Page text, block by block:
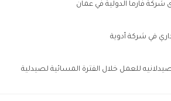
فارما الدولية في عمان
في شركة أدوية
للعمل خلال الفترة المسائية لصيدلية